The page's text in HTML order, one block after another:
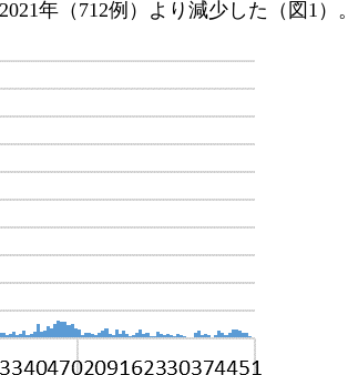
年（712例）より減少した（図1）。